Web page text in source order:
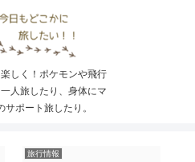
しく！ポケモンや飛行
人旅したり、身体にマ
サポート旅したり。
旅行情報